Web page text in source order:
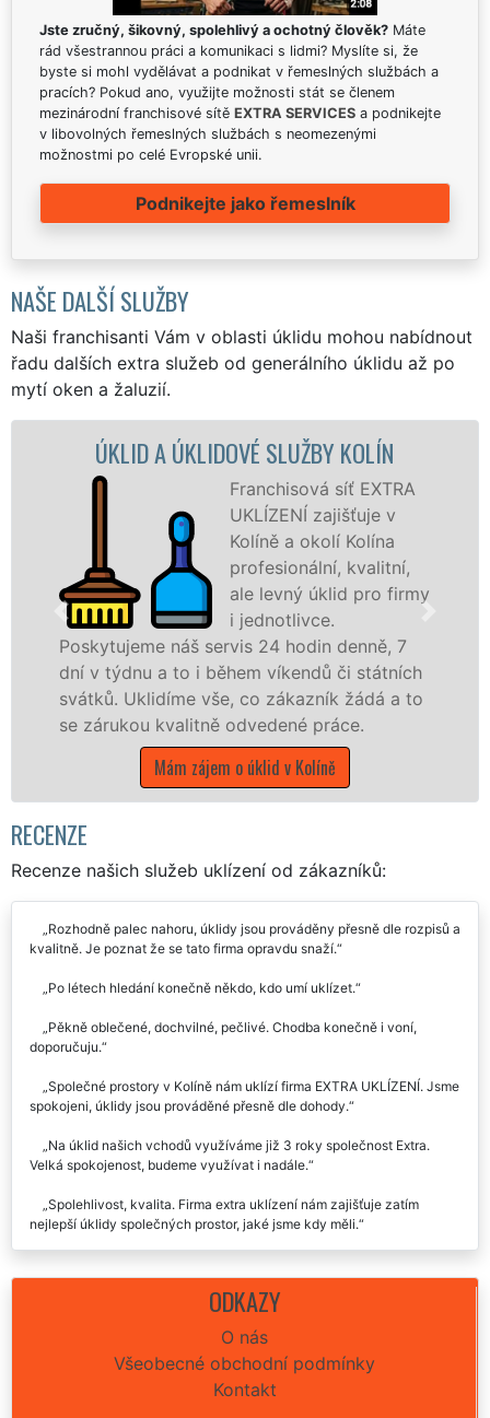
Jste zručný, šikovný, spolehlivý a ochotný člověk? Máte
rád všestrannou práci a komunikaci s lidmi? Myslíte si, že
byste si mohl vydělávat a podnikat v řemeslných službách a
pracích? Pokud ano, využijte možnosti stát se členem
mezinárodní franchisové sítě EXTRA SERVICES a podnikejte
v libovolných řemeslných službách s neomezenými
možnostmi po celé Evropské unii.
Podnikejte jako řemeslník
NAŠE DALŠÍ SLUŽBY
Naši franchisanti Vám v oblasti úklidu mohou nabídnout
řadu dalších extra služeb od generálního úklidu až po
mytí oken a žaluzií.
SLUŽBY KOLÍN
Franchisová síť EXTRA
UKLÍZENÍ zajišťuje v
Kolíně a okolí Kolína
profesionální, kvalitní,
ale levný úklid pro firmy
i jednotlivce.
servis 24 hodin denně, 7
i během víkendů či státních
vše, co zákazník žádá a to
odvedené práce.
zájem o úklid v Kolíně
ÚKLIDOVÁ
nabízíme pro
státní podniky,
Středočeském
RECENZE
Recenze našich služeb uklízení od zákazníků:
Rozhodně palec nahoru, úklidy jsou prováděny přesně dle rozpisů a
kvalitně. Je poznat že se tato firma opravdu snaží.
Po létech hledání konečně někdo, kdo umí uklízet.
Pěkně oblečené, dochvilné, pečlivé. Chodba konečně i voní,
doporučuju.
Společné prostory v Kolíně nám uklízí firma EXTRA UKLÍZENÍ. Jsme
spokojeni, úklidy jsou prováděné přesně dle dohody.
Na úklid našich vchodů využíváme již 3 roky společnost Extra.
Velká spokojenost, budeme využívat i nadále.
Spolehlivost, kvalita. Firma extra uklízení nám zajišťuje zatím
nejlepší úklidy společných prostor, jaké jsme kdy měli.
ODKAZY
O nás
Všeobecné obchodní podmínky
Kontakt